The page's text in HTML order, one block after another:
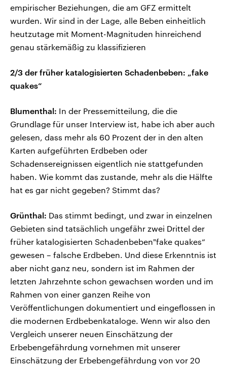
empirischer Beziehungen, die am GFZ ermittelt
wurden. Wir sind in der Lage, alle Beben einheitlich
heutzutage mit Moment-Magnituden hinreichend
genau stärkemäßig zu klassifizieren
2/3 der früher katalogisierten Schadenbeben: „fake
quakes“
Blumenthal: In der Pressemitteilung, die die
Grundlage für unser Interview ist, habe ich aber auch
gelesen, dass mehr als 60 Prozent der in den alten
Karten aufgeführten Erdbeben oder
Schadensereignissen eigentlich nie stattgefunden
haben. Wie kommt das zustande, mehr als die Hälfte
hat es gar nicht gegeben? Stimmt das?
Grünthal: Das stimmt bedingt, und zwar in einzelnen
Gebieten sind tatsächlich ungefähr zwei Drittel der
früher katalogisierten Schadenbeben"fake quakes“
gewesen – falsche Erdbeben. Und diese Erkenntnis ist
aber nicht ganz neu, sondern ist im Rahmen der
letzten Jahrzehnte schon gewachsen worden und im
Rahmen von einer ganzen Reihe von
Veröffentlichungen dokumentiert und eingeflossen in
die modernen Erdbebenkataloge. Wenn wir also den
Vergleich unserer neuen Einschätzung der
Erbebengefährdung vornehmen mit unserer
Einschätzung der Erbebengefährdung von vor 20